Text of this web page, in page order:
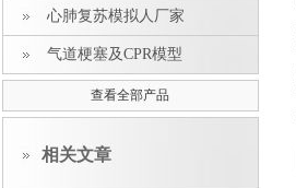
心肺复苏模拟人厂家
气道梗塞及CPR模型
查看全部产品
相关文章